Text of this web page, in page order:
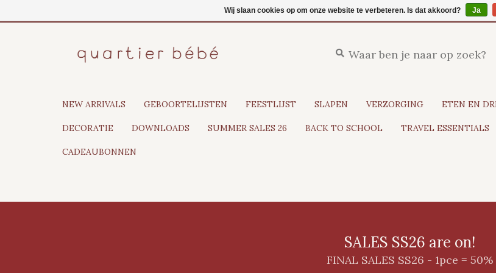
NEW ARRIVALS GEBOORTELIJSTEN FEESTLIJST SLAPEN VERZORGING ETEN EN
DECORATIE DOWNLOADS SUMMER SALES 26 BACK TO SCHOOL TRAVEL ESSENTIALS
CADEAUBONNEN
SALES SS26 are on!
FINAL SALES SS26 - 1pce = 50%
Wij slaan cookies op om onze website te verbeteren. Is dat akkoord? Ja